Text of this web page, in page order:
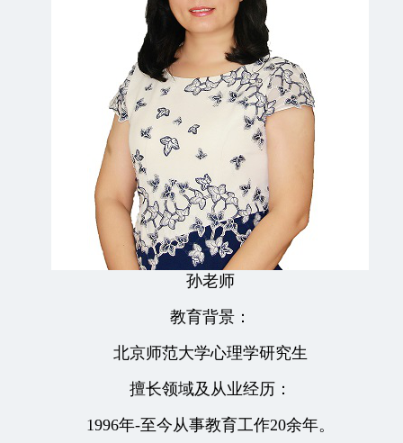
孙老师
教育背景：
北京师范大学心理学研究生
擅长领域及从业经历：
1996年-至今从事教育工作20余年。